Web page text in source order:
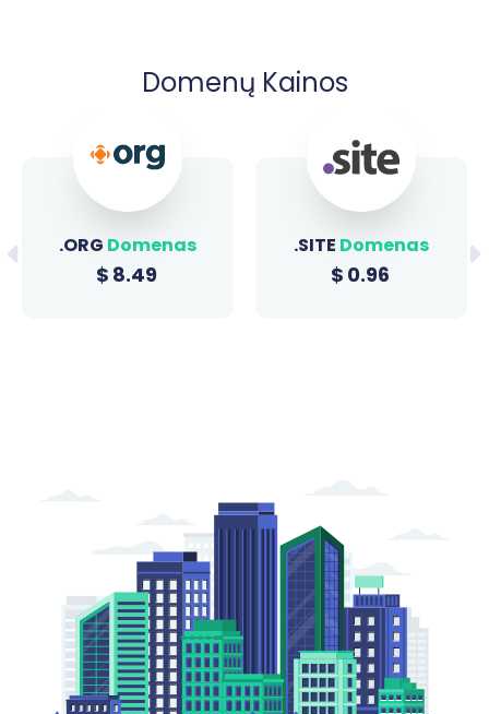
Domenų Kainos
.ORG Domenas
$ 8.49
.SITE Domenas
$ 0.96